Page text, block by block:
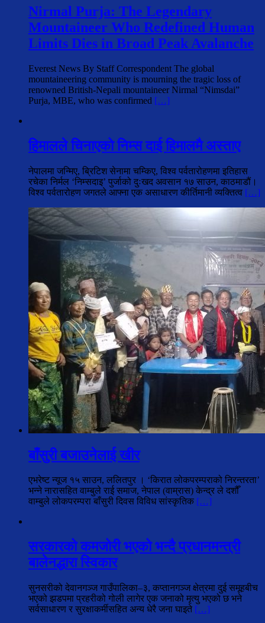
Nirmal Purja: The Legendary
Mountaineer Who Redefined Human
Limits Dies in Broad Peak Avalanche
Everest News By Staff Correspondent The global
mountaineering community is mourning the tragic loss of
renowned British-Nepali mountaineer Nirmal “Nimsdai”
Purja, MBE, who was confirmed […]
हिमालले चिनाएको निम्स दाई हिमालमै अस्ताए
नेपालमा जन्मिए, ब्रिटिश सेनामा चम्किए, विश्व पर्वतारोहणमा इतिहास
रचेका निर्मल ‘निम्सदाइ’ पुर्जाको दुःखद अवसान १७ साउन, काठमाडौं।
विश्व पर्वतारोहण जगतले आफ्ना एक असाधारण कीर्तिमानी व्यक्तित्व […]
बाँसुरी बजाउनेलाई खीर
एभरेष्ट न्यूज १५ साउन, ललितपुर । ‘किरात लोकपरम्पराको निरन्तरता’
भन्ने नारासहित वाम्बुले राई समाज, नेपाल (वाम्रास) केन्द्र ले दशौँ
वाम्बुले लोकपरम्परा बाँसुरी दिवस विविध सांस्कृतिक […]
सरकारको कमजोरी भएको भन्दै प्रधानमन्त्री
बालेनद्धारा स्विकार
सुनसरीको देवानगञ्ज गाउँपालिका–३, कप्तानगञ्ज क्षेत्रमा दुई समूहबीच
भएको झडपमा प्रहरीको गोली लागेर एक जनाको मृत्यु भएको छ भने
सर्वसाधारण र सुरक्षाकर्मीसहित अन्य धेरै जना घाइते […]